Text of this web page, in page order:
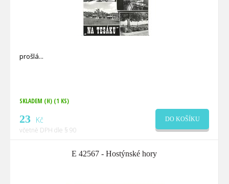
prošlá
SKLADEM (H) (1 KS)
23 Kč
včetně DPH dle § 90
DO KOŠÍKU
E 42567 - Hostýnské hory